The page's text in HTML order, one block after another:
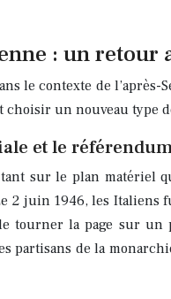
: un retour
le contexte de
un nouveau type
et le
tant sur le plan
2 juin 1946, les
tourner la page sur
partisans de la